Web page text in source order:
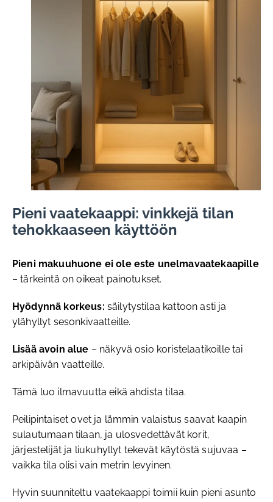
Pieni vaatekaappi: vinkkejä tilan
tehokkaaseen käyttöön
Pieni makuuhuone ei ole este unelmavaatekaapille
– tärkeintä on oikeat painotukset.
Hyödynnä korkeus: säilytystilaa kattoon asti ja
ylähyllyt sesonkivaatteille.
Lisää avoin alue – näkyvä osio koristelaatikoille tai
arkipäivän vaatteille.
Tämä luo ilmavuutta eikä ahdista tilaa.
Peilipintaiset ovet ja lämmin valaistus saavat kaapin
sulautumaan tilaan, ja ulosvedettävät korit,
järjestelijät ja liukuhyllyt tekevät käytöstä sujuvaa –
vaikka tila olisi vain metrin levyinen.
Hyvin suunniteltu vaatekaappi toimii kuin pieni asunto